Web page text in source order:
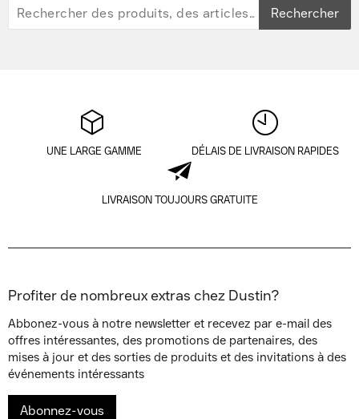
Rechercher
UNE LARGE GAMME DÉLAIS DE LIVRAISON RAPIDES
LIVRAISON TOUJOURS GRATUITE
Profiter de nombreux extras chez Dustin?
Abbonez-vous à notre newsletter et recevez par e-mail des
offres intéressantes, des promotions de partenaires, des
mises à jour et des sorties de produits et des invitations à des
événements intéressants
Abonnez-vous